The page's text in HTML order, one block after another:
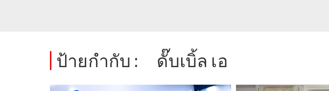
ป้ายกำกับ : ดั๊บเบิ้ล เอ